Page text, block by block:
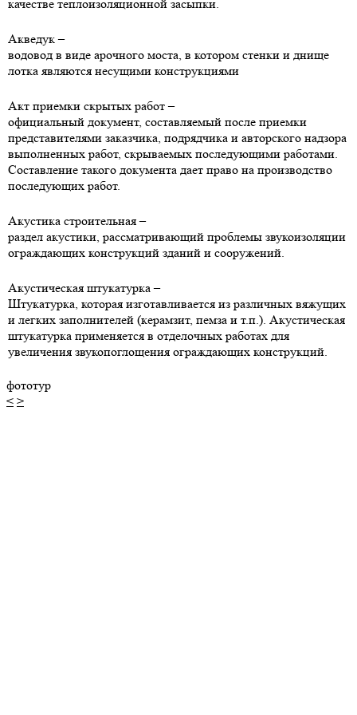
качестве теплоизоляционной засыпки.
Акведук–
водовод в виде арочного моста, в котором стенки и днище
лотка являются несущими конструкциями
Акт приемки скрытых работ–
официальный документ, составляемый после приемки
представителями заказчика, подрядчика и авторского надзора
выполненных работ, скрываемых последующими работами.
Составление такого документа дает право на производство
последующих работ.
Акустика строительная–
раздел акустики, рассматривающий проблемы звукоизоляции
ограждающих конструкций зданий и сооружений.
Акустическая штукатурка–
Штукатурка, которая изготавливается из различных вяжущих
и легких заполнителей (керамзит, пемза и т.п.). Акустическая
штукатурка применяется в отделочных работах для
увеличения звукопоглощения ограждающих конструкций.
фототур
< >